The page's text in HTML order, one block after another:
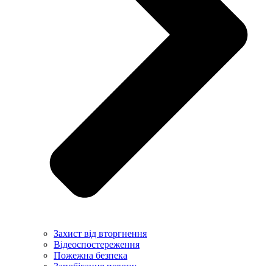
Захист від вторгнення
Відеоспостереження
Пожежна безпека